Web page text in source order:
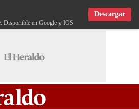
Disponible en Google y IOS
Descargar